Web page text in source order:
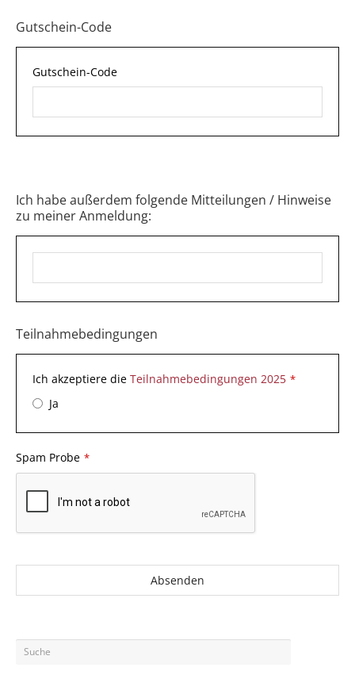
Gutschein-Code
Gutschein-Code
Ich habe außerdem folgende Mitteilungen / Hinweise
zu meiner Anmeldung:
Teilnahmebedingungen
Ich akzeptiere die Teilnahmebedingungen 2025 *
Ja
Spam Probe *
Absenden